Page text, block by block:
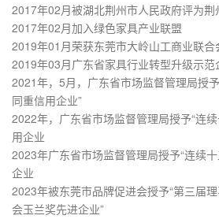
2017年02月被湖北荆州市人民政府评为荆
2017年02月加入绿色家具产业联盟
2019年01月荣获东莞市大岭山工商业联合
2019年03月广东省家具行业转型升级示范
2021年，5月，广东省市场监督管理局授
同重信用企业”
2022年，广东省市场监督管理局授予“连
用企业
2023年广东省市场监督管理局授予“连续
企业
2023年被东莞市品牌促进会授予“第三届
会玉兰奖先进企业”